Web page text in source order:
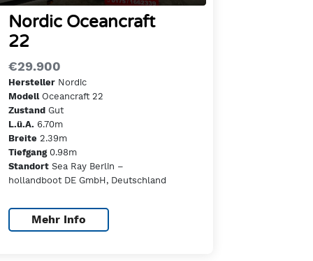
Nordic Oceancraft
22
€29.900
Hersteller Nordic
ModellOceancraft 22
Zustand Gut
L.ü.A. 6.70m
Breite 2.39m
Tiefgang0.98m
Standort Sea Ray Berlin –
hollandboot DE GmbH, Deutschland
Mehr Info